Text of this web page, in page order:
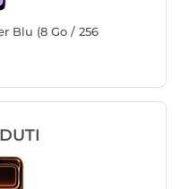
Blu (8 Go / 256